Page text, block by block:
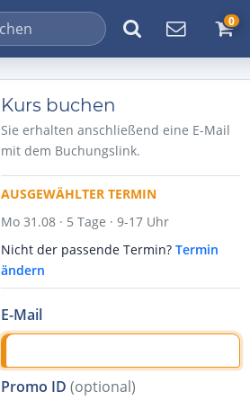
0
Kurs buchen
Sie erhalten anschließend eine E-Mail
mit dem Buchungslink.
AUSGEWÄHLTER TERMIN
Mo 31.08 · 5 Tage · 9-17 Uhr
Nicht der passende Termin? Termin
ändern
E-Mail
Promo ID (optional)